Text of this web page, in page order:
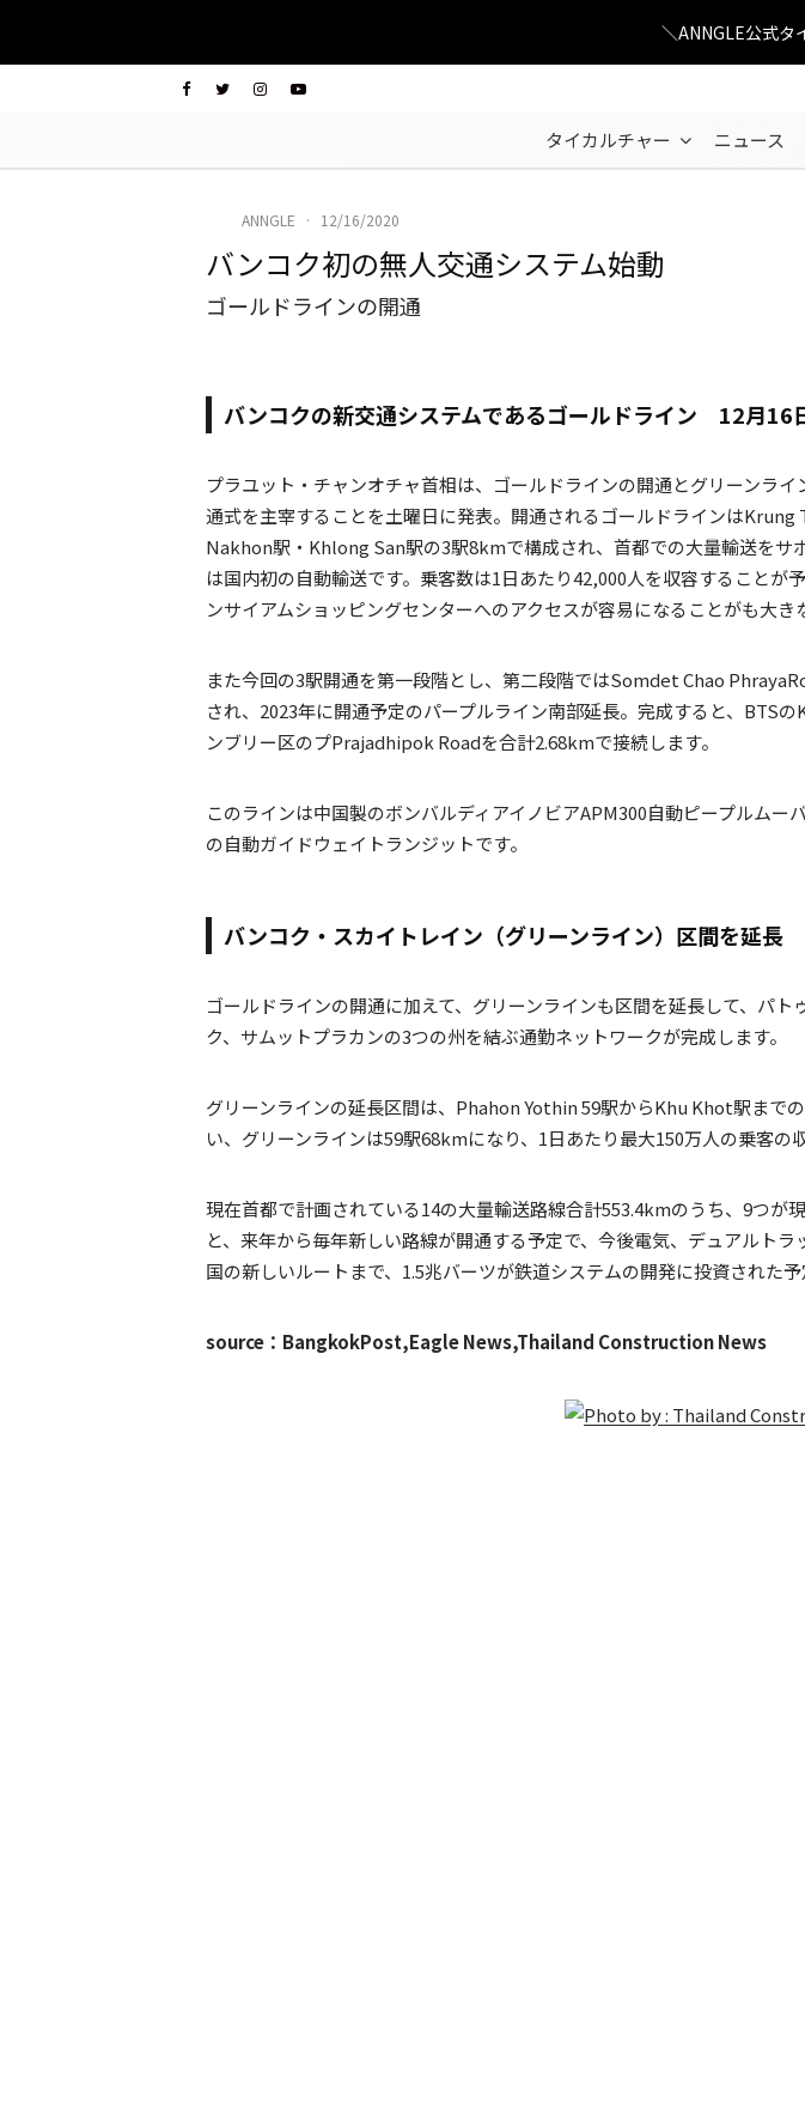
＼ANNGLE公式タ
タイカルチャー ニュース
ANNGLE · 12/16/2020
バンコク初の無人交通システム始動
ゴールドラインの開通
バンコクの新交通システムであるゴールドライン 12月16
プラユット・チャンオチャ首相は、ゴールドラインの開通とグリーンライ
通式を主宰することを土曜日に発表。開通されるゴールドラインは
Nakhon駅・Khlong San駅の3駅8kmで構成され、首都での大量輸送をサ
は国内初の自動輸送です。乗客数は1日あたり42,000人を収容することが
ンサイアムショッピングセンターへのアクセスが容易になることがも大き
また今回の3駅開通を第一段階とし、第二段階ではSomdet Chao
され、2023年に開通予定のパープルライン南部延長。完成すると、BTS
ンブリー区のプPrajadhipok Roadを合計2.68kmで接続します。
このラインは中国製のボンバルディアイノビアAPM300自動ピープルムー
の自動ガイドウェイトランジットです。
バンコク・スカイトレイン（グリーンライン）区間を延長
ゴールドラインの開通に加えて、グリーンラインも区間を延長して、パト
ク、サムットプラカンの3つの州を結ぶ通勤ネットワークが完成します。
グリーンラインの延長区間は、Phahon Yothin 59駅からKhu Khot駅まで
い、グリーンラインは59駅68kmになり、1日あたり最大150万人の乗客の
現在首都で計画されている14の大量輸送路線合計553.4kmのうち、9つが
と、来年から毎年新しい路線が開通する予定で、今後電気、デュアルトラ
国の新しいルートまで、1.5兆バーツが鉄道システムの開発に投資された予
source：BangkokPost,Eagle News,Thailand Construction News